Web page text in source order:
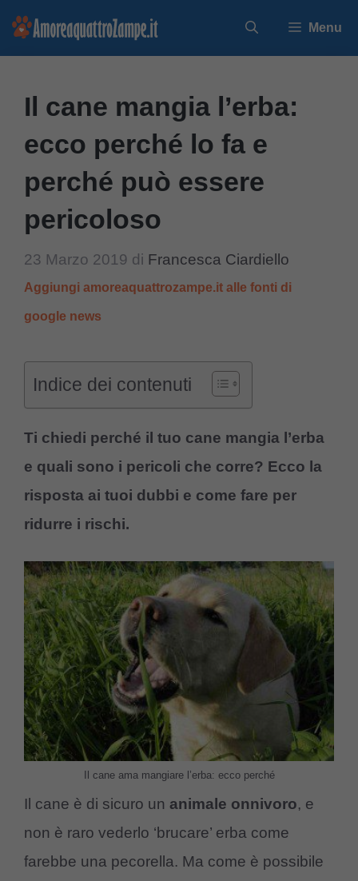
Vai
Menu
Il cane mangia l’erba:
ecco perché lo fa e
perché può essere
pericoloso
23 Marzo 2019 di Francesca Ciardiello
Aggiungi amoreaquattrozampe.it alle fonti di
google news
Indice dei contenuti
Ti chiedi perché il tuo cane mangia l’erba
e quali sono i pericoli che corre? Ecco la
risposta ai tuoi dubbi e come fare per
ridurre i rischi.
Il cane ama mangiare l’erba: ecco perché
Il cane è di sicuro un animale onnivoro, e
non è raro vederlo ‘brucare’ erba come
farebbe una pecorella. Ma come è possibile